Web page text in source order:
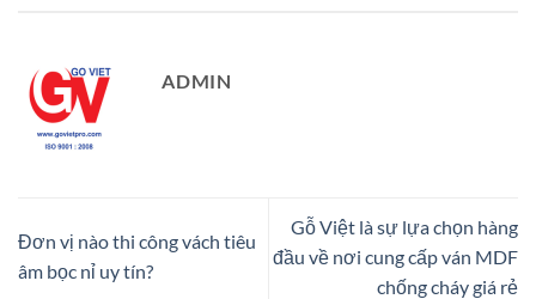
ADMIN
Đơn vị nào thi công vách tiêu
âm bọc nỉ uy tín?
Gỗ Việt là sự lựa chọn hàng
đầu về nơi cung cấp ván MDF
chống cháy giá rẻ